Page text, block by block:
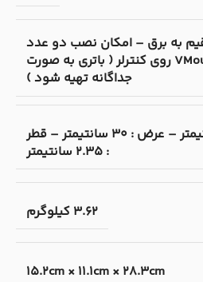
به برق – امکان نصب دو عدد
باتری VMount روی کنترلر ( باتری به صورت
جداگانه تهیه شود )
طول : 120 سانتیمتر – عرض : 30 سانتیمتر – قطر
: 2.35 سانتیمتر
3.62 کیلوگرم
15.2cm × 11.1cm × 28.3cm